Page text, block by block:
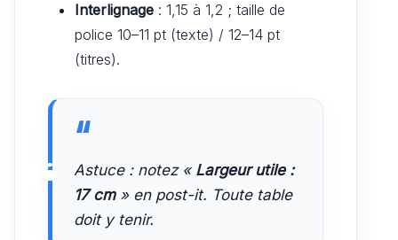
Interlignage : 1,15 à 1,2 ; taille de
police 10–11 pt (texte) / 12–14 pt
(titres).
Astuce : notez « Largeur utile :
17 cm» en post-it. Toute table
doit y tenir.